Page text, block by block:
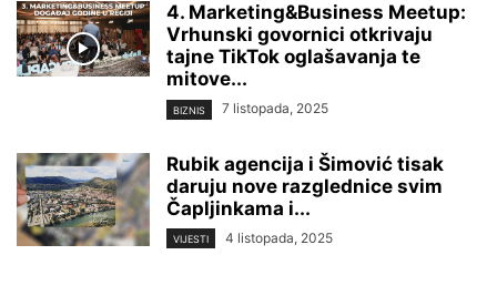
4. Marketing&Business Meetup:
Vrhunski govornici otkrivaju
tajne TikTok oglašavanja te
mitove...
BIZNIS 7 listopada, 2025
Rubik agencija i Šimović tisak
daruju nove razglednice svim
Čapljinkama i...
VIJESTI 4 listopada, 2025